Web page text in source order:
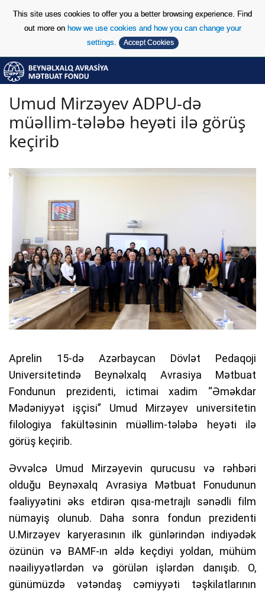
This site uses cookies to offer you a better browsing experience. Find
out more on how we use cookies and how you can change your
settings. Accept Cookies
Skip to Content
Skip to Content
Umud Mirzəyev ADPU-də
müəllim-tələbə heyəti ilə görüş
keçirib
Aprelin 15-də Azərbaycan Dövlət Pedaqoji
Universitetində Beynəlxalq Avrasiya Mətbuat
Fondunun prezidenti, ictimai xadim “Əməkdar
Mədəniyyət işçisi” Umud Mirzəyev universitetin
filologiya fakültəsinin müəllim-tələbə heyəti ilə
görüş keçirib.
Əvvəlcə Umud Mirzəyevin qurucusu və rəhbəri
olduğu Beynəxalq Avrasiya Mətbuat Fonudunun
fəaliyyətini əks etdirən qısa-metrajlı sənədli film
nümayiş olunub. Daha sonra fondun prezidenti
U.Mirzəyev karyerasının ilk günlərindən indiyədək
özünün və BAMF-ın əldə keçdiyi yoldan, mühüm
nəailiyyətlərdən və görülən işlərdən danışıb. O,
günümüzdə vətəndaş cəmiyyəti təşkilatlarının